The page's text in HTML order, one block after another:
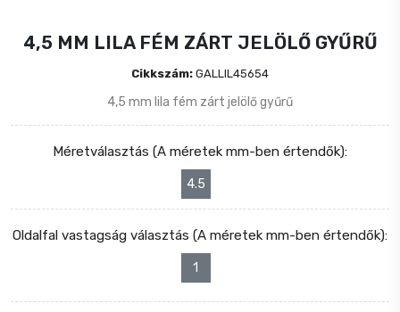
4,5 MM LILA FÉM ZÁRT JELÖLŐ GYŰRŰ
Cikkszám: GALLIL45654
4,5 mm lila fém zárt jelölő gyűrű
Méretválasztás (A méretek mm-ben értendők):
4.5
Oldalfal vastagság választás (A méretek mm-ben értendők):
1